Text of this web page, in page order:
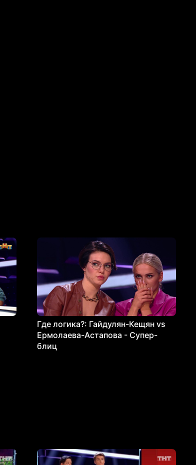
Где логика?: Гайдулян-Кещян vs
Ермолаева-Астапова - Супер-
блиц